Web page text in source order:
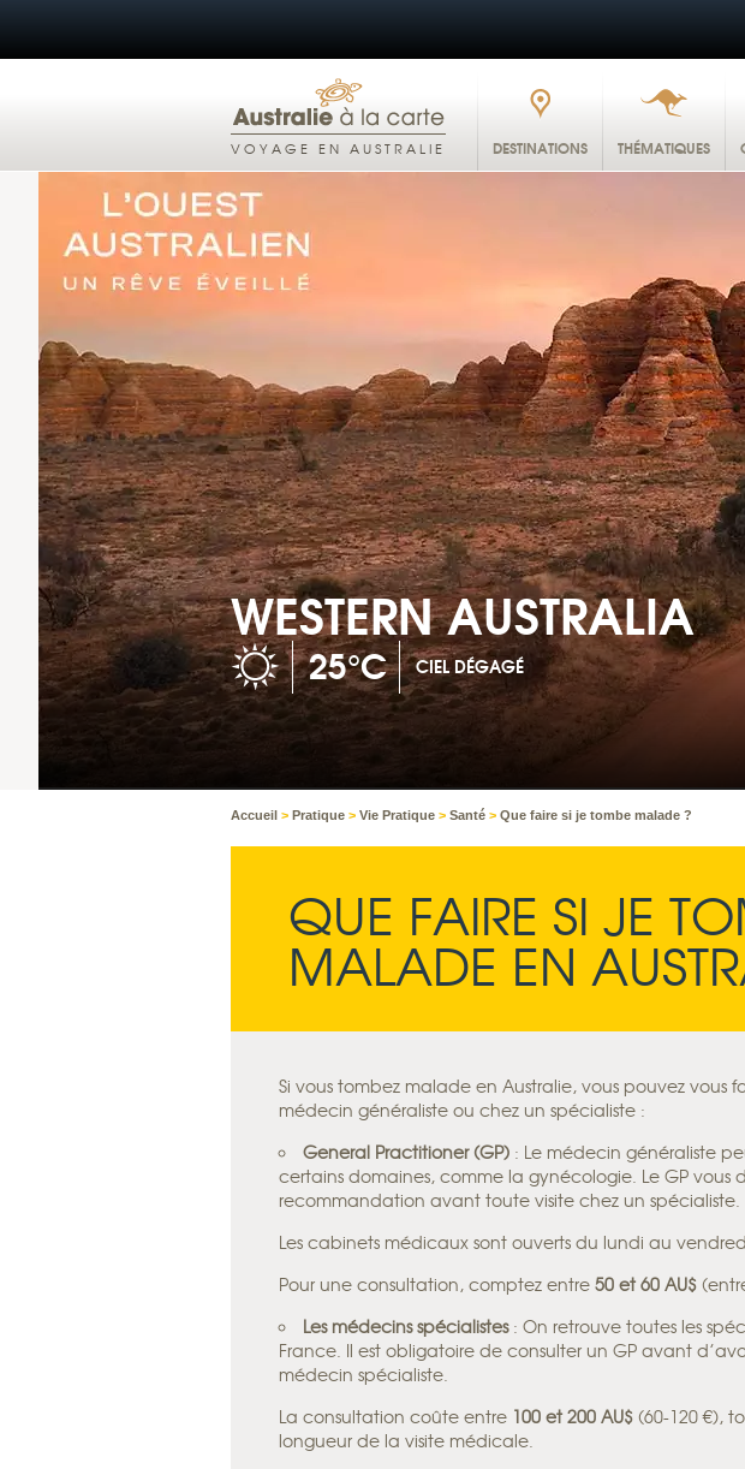
VOYAGE EN AUSTRALIE DESTINATIONS THÉMATIQUES
WESTERN AUSTRALIA
25°C CIEL DÉGAGÉ
Accueil > Pratique > Vie Pratique > Santé > Que faire si je tombe malade ?
QUE FAIRE SI JE
MALADE EN
Si vous tombez malade en Australie, vous pouvez vous
médecin généraliste ou chez un spécialiste :
General Practitioner (GP) : Le médecin généraliste
certains domaines, comme la gynécologie. Le GP vous
recommandation avant toute visite chez un spécialiste.
Les cabinets médicaux sont ouverts du lundi au
Pour une consultation, comptez entre 50 et 60 AU$
Les médecins spécialistes: On retrouve toutes les
France. Il est obligatoire de consulter un GP avant
médecin spécialiste.
La consultation coûte entre 100 et 200 AU$ (60-120 €),
longueur de la visite médicale.